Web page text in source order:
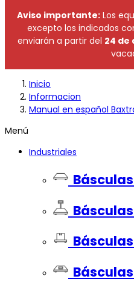
Aviso importante: Los
excepto los indicados
enviarán a partir del 24 de
Inicio
Informacion
Manual en español
Menú
Industriales